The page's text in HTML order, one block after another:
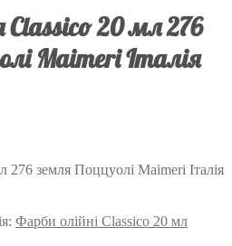
20 мл 276
Maimeri Італія
276 земля Поццуолі Maimeri Італія
Фарби олійні Classico 20 мл